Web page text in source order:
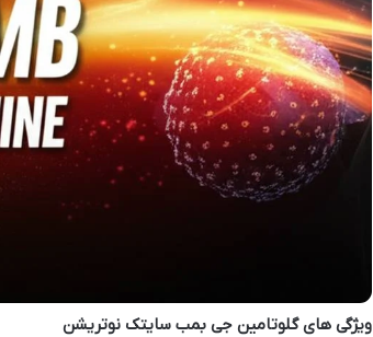
ویژگی های گلوتامین جی بمب سایتک نوتریشن